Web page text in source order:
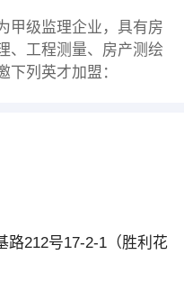
甲级监理企业，具有房
、工程测量、房产测绘
列英才加盟：
路212号17-2-1（胜利花